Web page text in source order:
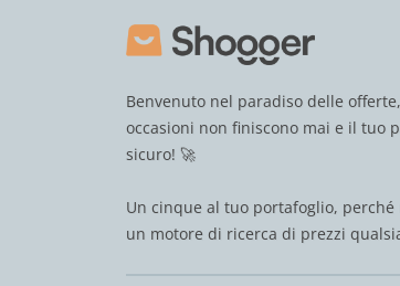
Benvenuto nel paradiso delle
occasioni non finiscono mai e il tuo
sicuro! 🚀
Un cinque al tuo portafoglio, perché
un motore di ricerca di prezzi